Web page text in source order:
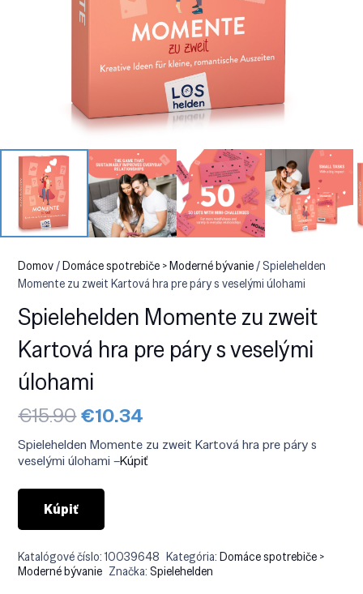
Domov/Domáce spotrebiče > Moderné bývanie/ Spielehelden
Momente zu zweit Kartová hra pre páry s veselými úlohami
Spielehelden Momente zu zweit
Kartová hra pre páry s veselými
úlohami
€15.90Pôvodná
cena
bola:
€15.90.
€10.34
je:
€10.34.
Spielehelden Momente zu zweit Kartová hra pre páry s
veselými úlohami –Kúpiť
Kúpiť
Katalógové číslo:10039648 Kategória:Domáce spotrebiče >
Moderné bývanie Značka:Spielehelden